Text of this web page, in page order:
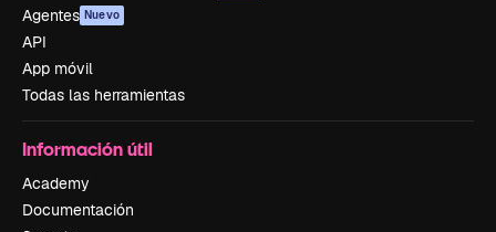
Agentes Nuevo
API
App móvil
Todas las herramientas
Información útil
Academy
Documentación